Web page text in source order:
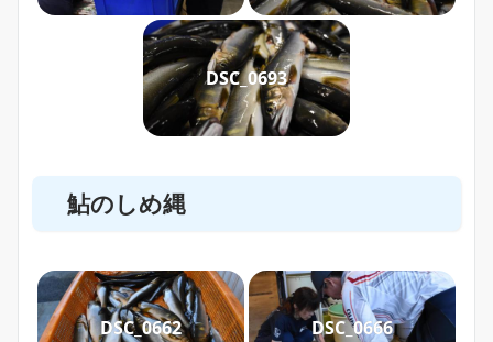
DSC_0693
鮎のしめ縄
DSC_0662 DSC_0666